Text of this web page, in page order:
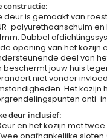
constructie:
deur is gemaakt van
polyurethaanschuim
Dubbel
opening van het kozijn
deel van
beschermt jouw huis
niet vonder
Het kozijn
anti-
deur inclusief:
en het kozijn met